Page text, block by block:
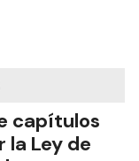
capítulos
la Ley de